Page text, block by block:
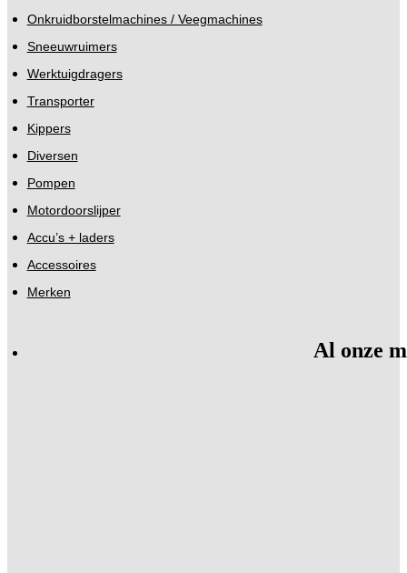
Onkruidborstelmachines / Veegmachines
Sneeuwruimers
Werktuigdragers
Transporter
Kippers
Diversen
Pompen
Motordoorslijper
Accu’s + laders
Accessoires
Merken
Al onze